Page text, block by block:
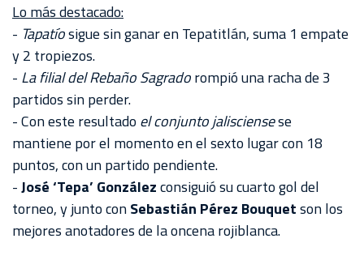
Lo más destacado:
- Tapatíosigue sin ganar en Tepatitlán, suma 1 empate
y 2 tropiezos.
- La filial del Rebaño Sagradorompió una racha de 3
partidos sin perder.
- Con este resultado el conjunto jalisciensese
mantiene por el momento en el sexto lugar con 18
puntos, con un partido pendiente.
-José ‘Tepa’ Gonzálezconsiguió su cuarto gol del
torneo, y junto conSebastián Pérez Bouquetson los
mejores anotadores de la oncena rojiblanca.